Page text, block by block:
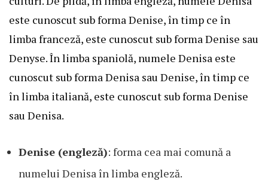
este cunoscut sub forma Denise, în timp ce în
limba franceză, este cunoscut sub forma Denise sau
Denyse. În limba spaniolă, numele Denisa este
cunoscut sub forma Denisa sau Denise, în timp ce
în limba italiană, este cunoscut sub forma Denise
sau Denisa.
Denise (engleză): forma cea mai comună a
numelui Denisa în limba engleză.